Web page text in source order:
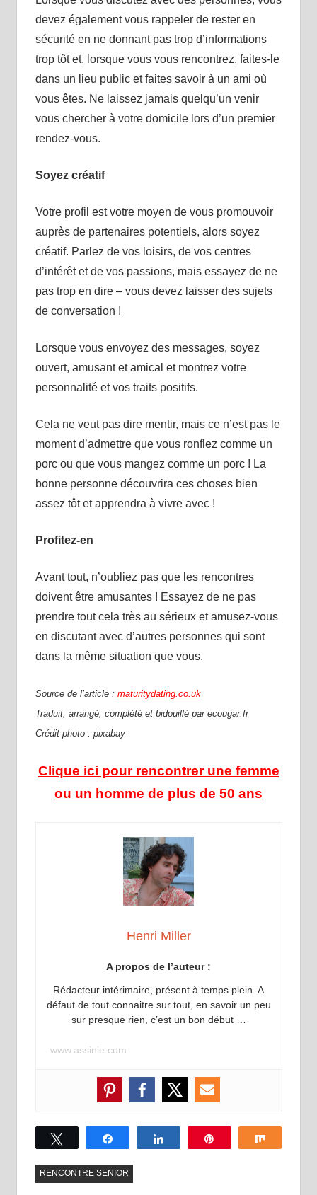
devez également vous rappeler de rester en
sécurité en ne donnant pas trop d’informations
trop tôt et, lorsque vous vous rencontrez, faites-le
dans un lieu public et faites savoir à un ami où
vous êtes. Ne laissez jamais quelqu’un venir
vous chercher à votre domicile lors d’un premier
rendez-vous.
Soyez créatif
Votre profil est votre moyen de vous promouvoir
auprès de partenaires potentiels, alors soyez
créatif. Parlez de vos loisirs, de vos centres
d’intérêt et de vos passions, mais essayez de ne
pas trop en dire – vous devez laisser des sujets
de conversation !
Lorsque vous envoyez des messages, soyez
ouvert, amusant et amical et montrez votre
personnalité et vos traits positifs.
Cela ne veut pas dire mentir, mais ce n’est pas le
moment d’admettre que vous ronflez comme un
porc ou que vous mangez comme un porc ! La
bonne personne découvrira ces choses bien
assez tôt et apprendra à vivre avec !
Profitez-en
Avant tout, n’oubliez pas que les rencontres
doivent être amusantes ! Essayez de ne pas
prendre tout cela très au sérieux et amusez-vous
en discutant avec d’autres personnes qui sont
dans la même situation que vous.
Source de l’article : maturitydating.co.uk
Traduit, arrangé, complété et bidouillé par ecougar.fr
Crédit photo : pixabay
Clique ici pour rencontrer une femme
ou un homme de plus de 50 ans
Henri Miller
A propos de l’auteur :
Rédacteur intérimaire, présent à temps plein. A
défaut de tout connaitre sur tout, en savoir un peu
sur presque rien, c’est un bon début …
www.assinie.com
Tweetez Partagez Partagez
RENCONTRE SENIOR